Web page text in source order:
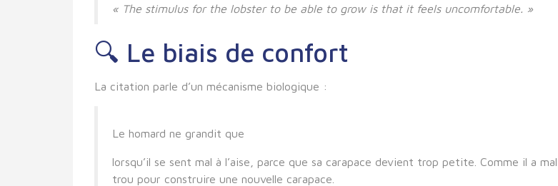
« The stimulus for the lobster to be able to grow is that it feels uncomfortable. »
🔍 Le biais de confort
La citation parle d’un mécanisme biologique :
Le homard ne grandit que
lorsqu’il se sent mal à l’aise, parce que sa carapace devient trop petite. Comme il a
trou pour construire une nouvelle carapace.